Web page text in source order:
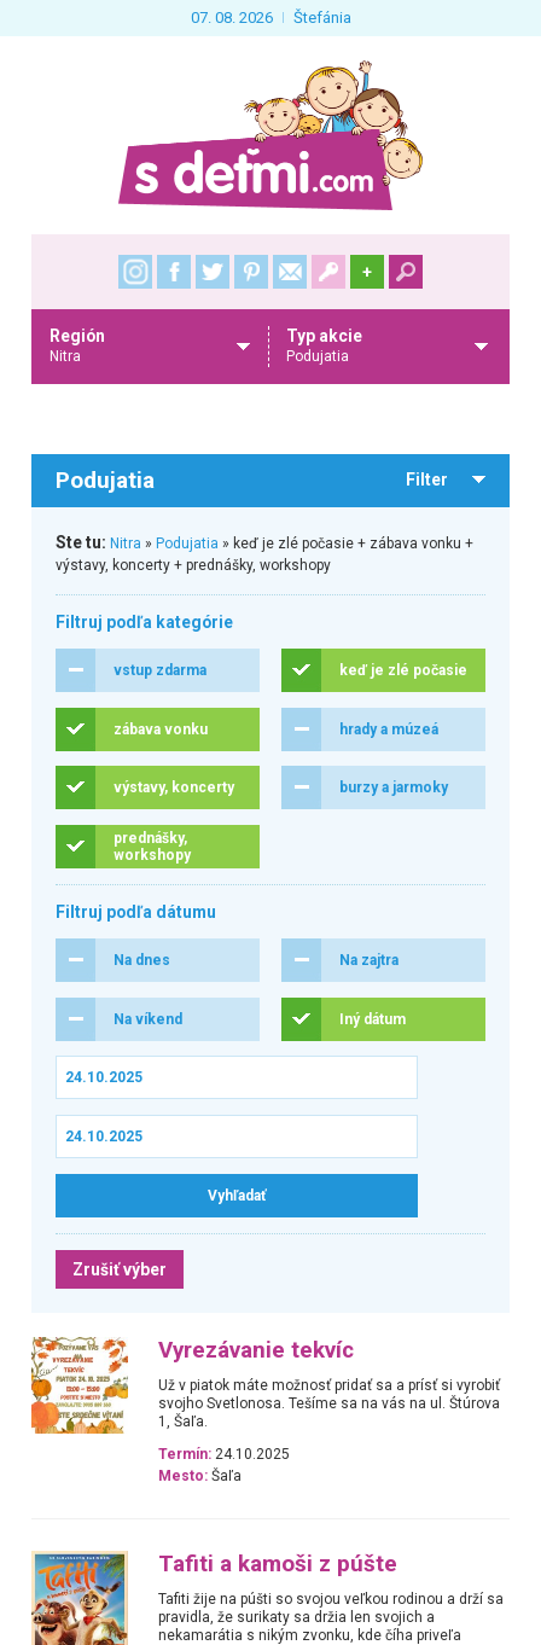
07. 08. 2026 Štefánia
+
Región
Nitra
Typ akcie
Podujatia
Podujatia Filter
Ste tu: Nitra » Podujatia » keď je zlé počasie + zábava vonku +
výstavy, koncerty + prednášky, workshopy
Filtruj podľa kategórie
vstup zdarma keď je zlé počasie
zábava vonku hrady a múzeá
výstavy, koncerty burzy a jarmoky
prednášky,
workshopy
Filtruj podľa dátumu
Na dnes Na zajtra
Na víkend Iný dátum
Zrušiť výber
Vyrezávanie tekvíc
Už v piatok máte možnosť pridať sa a prísť si vyrobiť
svojho Svetlonosa. Tešíme sa na vás na ul. Štúrova
1, Šaľa.
Termín: 24.10.2025
Mesto: Šaľa
Tafiti a kamoši z púšte
Tafiti žije na púšti so svojou veľkou rodinou a drží sa
pravidla, že surikaty sa držia len svojich a
nekamarátia s nikým zvonku, kde číha priveľa